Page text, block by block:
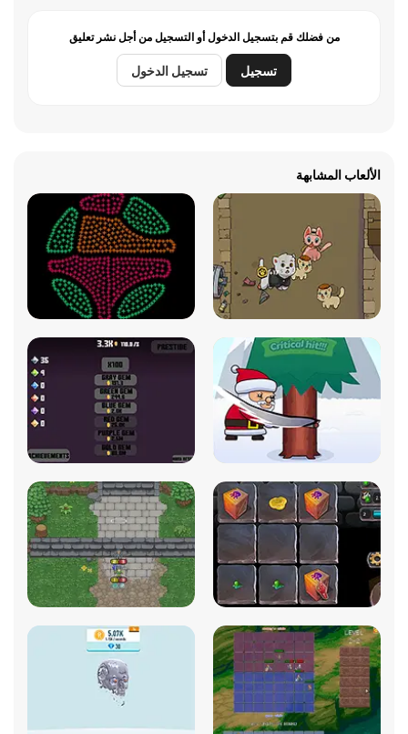
من فضلك قم بتسجيل الدخول أو التسجيل من أجل نشر تعليق
تسجيل تسجيل الدخول
الألعاب المشابهة